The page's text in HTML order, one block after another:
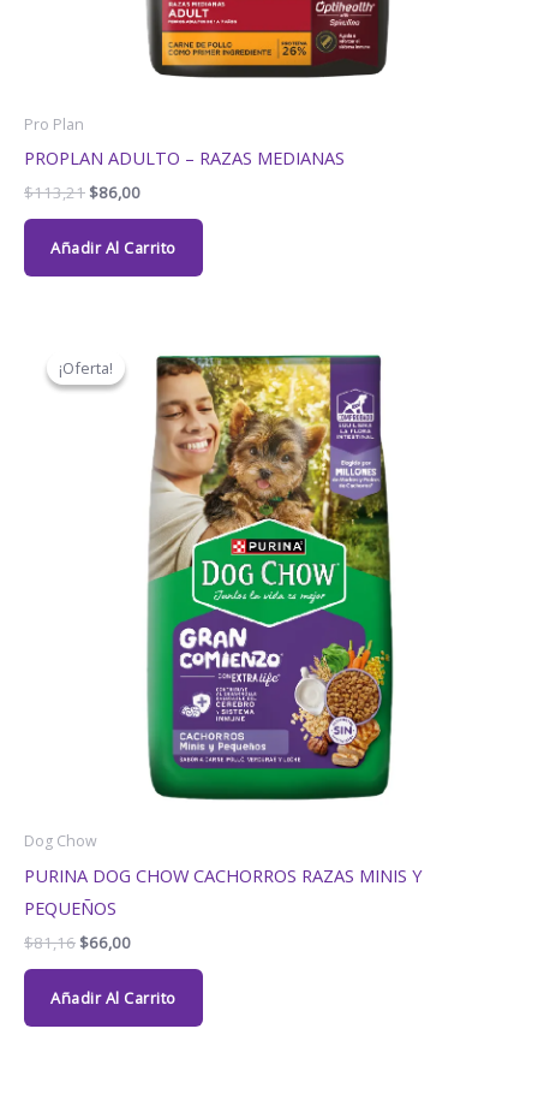
Pro Plan
PROPLAN ADULTO – RAZAS MEDIANAS
$113,21 $86,00
Añadir Al Carrito
¡Oferta!
¡Oferta!
Dog Chow
PURINA DOG CHOW CACHORROS RAZAS MINIS Y
PEQUEÑOS
$81,16
precio
original
era:
$66,00
precio
actual
$66,00.
Añadir Al Carrito